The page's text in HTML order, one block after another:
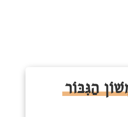
הַגִּבּוֹר